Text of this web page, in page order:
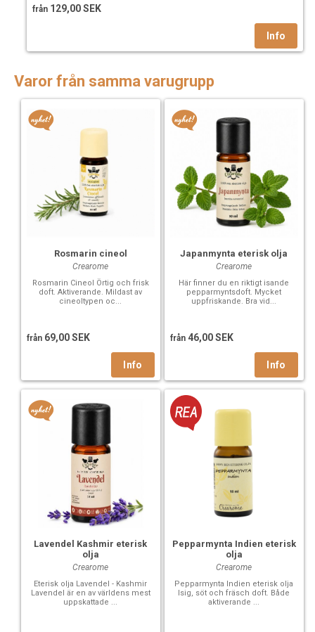
från 129,00 SEK
Varor från samma varugrupp
Rosmarin cineol
Crearome
Rosmarin Cineol Örtig och frisk
doft. Aktiverande. Mildast av
cineoltypen oc...
från 69,00 SEK
Japanmynta eterisk olja
Crearome
Här finner du en riktigt isande
pepparmyntsdoft. Mycket
uppfriskande. Bra vid...
från 46,00 SEK
Lavendel Kashmir eterisk
olja
Crearome
Eterisk olja Lavendel - Kashmir
Lavendel är en av världens mest
uppskattade ...
Pepparmynta Indien eterisk
olja
Crearome
Pepparmynta Indien eterisk olja
Isig, söt och fräsch doft. Både
aktiverande ...